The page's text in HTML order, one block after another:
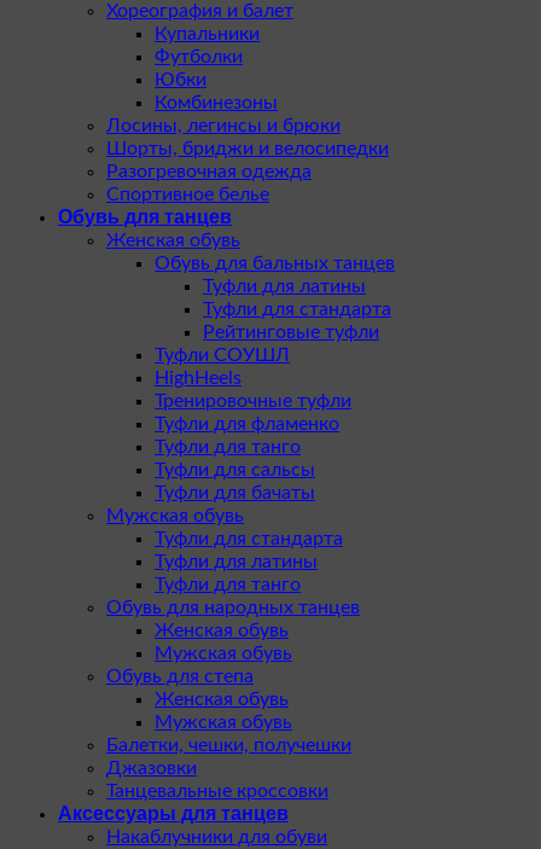
Хореография и балет
Купальники
Футболки
Юбки
Комбинезоны
Лосины, легинсы и брюки
Шорты, бриджи и велосипедки
Разогревочная одежда
Спортивное белье
Обувь для танцев
Женская обувь
Обувь для бальных танцев
Туфли для латины
Туфли для стандарта
Рейтинговые туфли
Туфли СОУШЛ
HighHeels
Тренировочные туфли
Туфли для фламенко
Туфли для танго
Туфли для сальсы
Туфли для бачаты
Мужская обувь
Туфли для стандарта
Туфли для латины
Туфли для танго
Обувь для народных танцев
Женская обувь
Мужская обувь
Обувь для степа
Женская обувь
Мужская обувь
Балетки, чешки, получешки
Джазовки
Танцевальные кроссовки
Аксессуары для танцев
Накаблучники для обуви